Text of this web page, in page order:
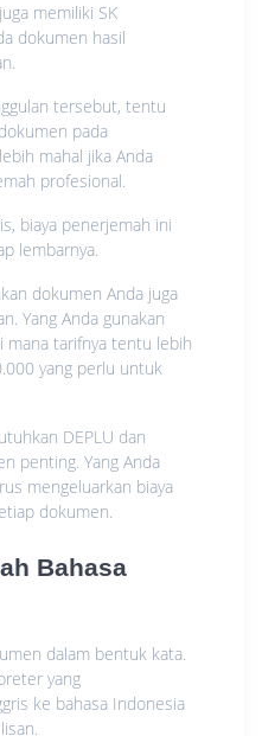
memiliki SK
dokumen hasil
tersebut, tentu
pada
mahal jika Anda
profesional.
biaya penerjemah ini
lembarnya.
dokumen Anda juga
Yang Anda gunakan
mana tarifnya tentu lebih
yang perlu untuk
DEPLU dan
penting. Yang Anda
mengeluarkan biaya
dokumen.
Bahasa
dalam bentuk kata.
yang
ke bahasa Indonesia